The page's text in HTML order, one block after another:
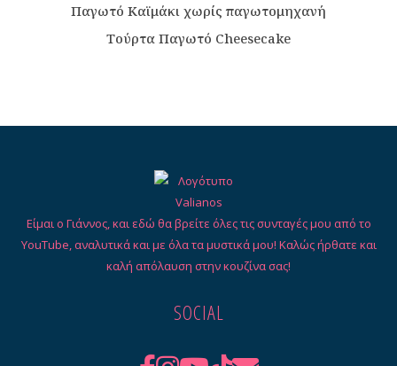
Παγωτό Καϊμάκι χωρίς παγωτομηχανή
Τούρτα Παγωτό Cheesecake
Είμαι ο Γιάννος, και εδώ θα βρείτε όλες τις συνταγές μου από το
YouTube, αναλυτικά και με όλα τα μυστικά μου! Καλώς ήρθατε και
καλή απόλαυση στην κουζίνα σας!
SOCIAL